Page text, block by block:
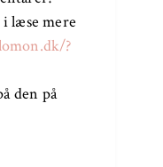
læse mere
?
den på